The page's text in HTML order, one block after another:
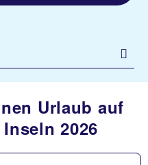
Urlaub auf
2026